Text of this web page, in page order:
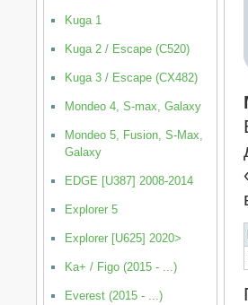
Kuga 1
Kuga 2 / Escape (C520)
Kuga 3 / Escape (CX482)
Mondeo 4, S-max, Galaxy
Mondeo 5, Fusion, S-Max,
Galaxy
EDGE [U387] 2008-2014
Explorer 5
Explorer [U625] 2020>
Ka+ / Figo (2015 - ...)
Everest (2015 - ...)